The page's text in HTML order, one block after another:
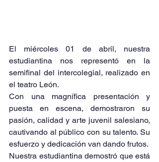
El miércoles 01 de abril, nuestra
estudiantina nos representó en la
semifinal del intercolegial, realizado en
el teatro León.
Con una magnífica presentación y
puesta en escena, demostraron su
pasión, calidad y arte juvenil salesiano,
cautivando al público con su talento. Su
esfuerzo y dedicación van dando frutos.
Nuestra estudiantina demostró que está